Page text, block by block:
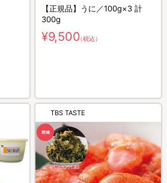
【正規品】うに／100g×3 計
300g
¥9,500（税込）
TBS TASTE